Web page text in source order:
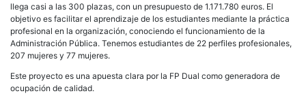
llega casi a las 300 plazas, con un presupuesto de 1.171.780 euros. El
objetivo es facilitar el aprendizaje de los estudiantes mediante la práctica
profesional en la organización, conociendo el funcionamiento de la
Administración Pública. Tenemos estudiantes de 22 perfiles profesionales,
207 mujeres y 77 mujeres.
Este proyecto es una apuesta clara por la FP Dual como generadora de
ocupación de calidad.